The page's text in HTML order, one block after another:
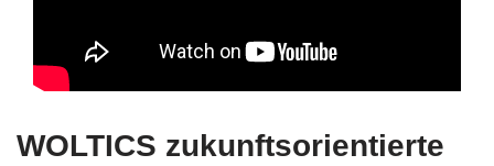
WOLTICS zukunftsorientierte